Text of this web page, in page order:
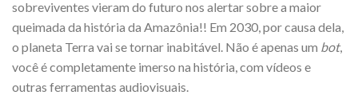
sobreviventes vieram do futuro nos alertar sobre a maior
queimada da história da Amazônia!! Em 2030, por causa dela,
o planeta Terra vai se tornar inabitável. Não é apenas um bot,
você é completamente imerso na história, com vídeos e
outras ferramentas audiovisuais.